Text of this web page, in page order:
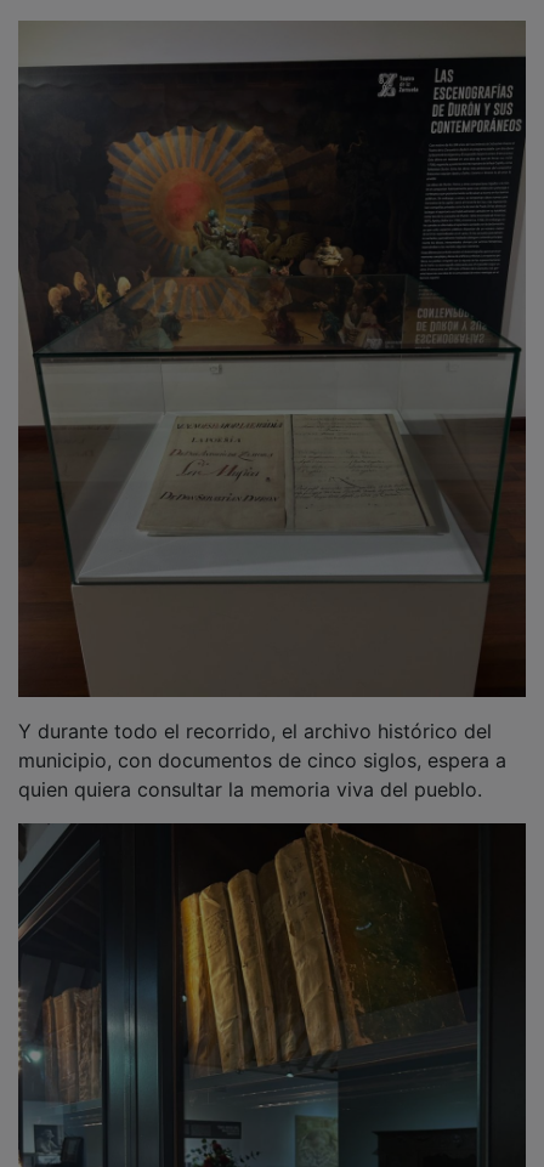
Y durante todo el recorrido, el archivo histórico del
municipio, con documentos de cinco siglos, espera a
quien quiera consultar la memoria viva del pueblo.